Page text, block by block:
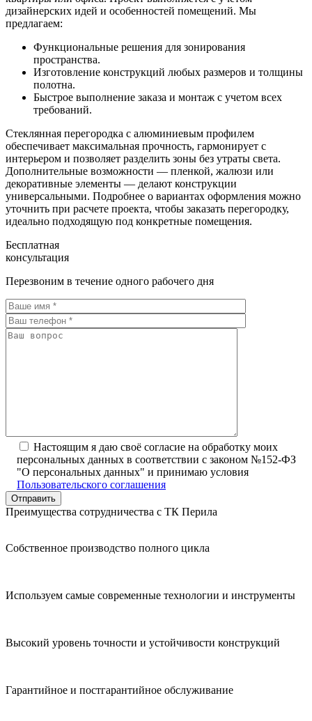
дизайнерских идей и особенностей помещений. Мы
предлагаем:
Функциональные решения для зонирования
пространства.
Изготовление конструкций любых размеров и толщины
полотна.
Быстрое выполнение заказа и монтаж с учетом всех
требований.
Стеклянная перегородка с алюминиевым профилем
обеспечивает максимальная прочность, гармонирует с
интерьером и позволяет разделить зоны без утраты света.
Дополнительные возможности — пленкой, жалюзи или
декоративные элементы — делают конструкции
универсальными. Подробнеe о вариантах оформления можно
уточнить при расчете проекта, чтобы заказать перегородку,
идеально подходящую под конкретные помещения.
Бесплатная
консультация
Перезвоним в течение одного рабочего дня
Настоящим я даю своё согласие на обработку моих
персональных данных в соответствии с законом №152-ФЗ
"О персональных данных" и принимаю условия
Пользовательского соглашения
Преимущества сотрудничества с ТК Перила
Собственное производство полного цикла
Используем самые современные технологии и инструменты
Высокий уровень точности и устойчивости конструкций
Гарантийное и постгарантийное обслуживание